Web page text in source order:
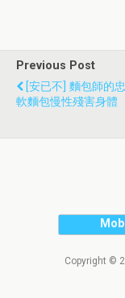
Previous Post
[安已不] 麵包師的
軟麵包慢性殘害身體
Copyright ©